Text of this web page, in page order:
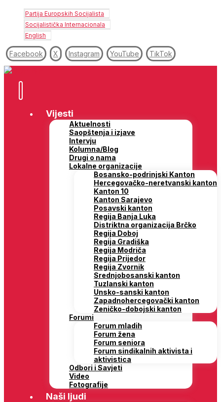
Partija Europskih Socijalista
Socijalistička Internacionala
English
Facebook X Instagram YouTube TikTok
Vijesti
Aktuelnosti
Saopštenja i izjave
Intervju
Kolumna/Blog
Drugi o nama
Lokalne organizacije
Bosansko-podrinjski Kanton
Hercegovačko-neretvanski kanton
Kanton 10
Kanton Sarajevo
Posavski kanton
Regija Banja Luka
Distriktna organizacija Brčko
Regija Doboj
Regija Gradiška
Regija Modriča
Regija Prijedor
Regija Zvornik
Srednjobosanski kanton
Tuzlanski kanton
Unsko-sanski kanton
Zapadnohercegovački kanton
Zeničko-dobojski kanton
Forumi
Forum mladih
Forum žena
Forum seniora
Forum sindikalnih aktivista i
aktivistica
Odbori i Savjeti
Video
Fotografije
Naši ljudi